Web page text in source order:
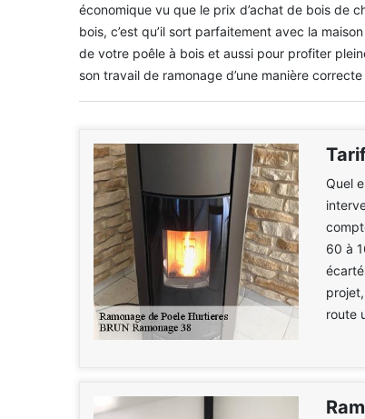
économique vu que le prix d’achat de bois de
bois, c’est qu’il sort parfaitement avec la
de votre poêle à bois et aussi pour profiter
son travail de ramonage d’une manière
Quel
60 à
route